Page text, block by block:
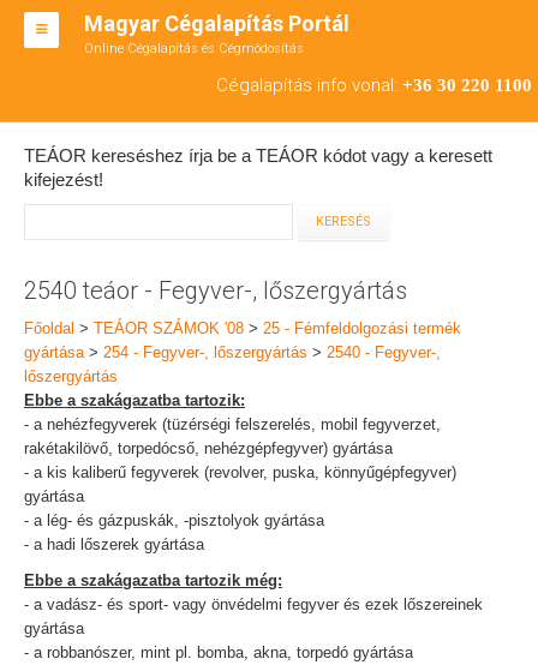
Magyar Cégalapítás Portál
Online Cégalapítás és Cégmódosítás
Cégalapítás info vonal: +36 30 220 1100
BT ALAPÍTÁS
RT ALAPÍTÁS
TEÁOR SZÁMOK '08
ENGEDÉLYKÖTELES
KAPCSOLAT
IRODÁK
TEÁOR kereséshez írja be a TEÁOR kódot vagy a keresett
kifejezést!
2540 teáor - Fegyver-, lőszergyártás
Főoldal > TEÁOR SZÁMOK '08 > 25 - Fémfeldolgozási termék
gyártása> 254 - Fegyver-, lőszergyártás > 2540 - Fegyver-,
lőszergyártás
Ebbe a szakágazatba tartozik:
- a nehézfegyverek (tüzérségi felszerelés, mobil fegyverzet,
rakétakilövő, torpedócső, nehézgépfegyver) gyártása
- a kis kaliberű fegyverek (revolver, puska, könnyűgépfegyver)
gyártása
- a lég- és gázpuskák, -pisztolyok gyártása
- a hadi lőszerek gyártása
Ebbe a szakágazatba tartozik még:
- a vadász- és sport- vagy önvédelmi fegyver és ezek lőszereinek
gyártása
- a robbanószer, mint pl. bomba, akna, torpedó gyártása